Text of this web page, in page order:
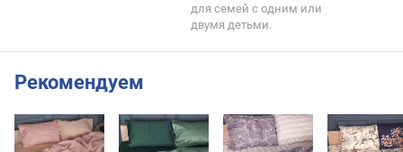
для семей с одним или
двумя детьми.
Рекомендуем